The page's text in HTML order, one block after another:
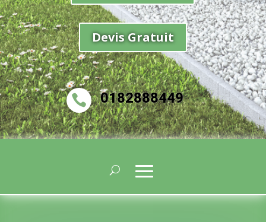
Devis Gratuit
 0182888449